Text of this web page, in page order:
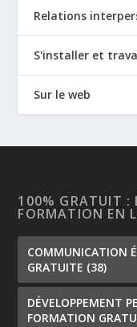
Relations
S'installer et
Sur le web
100% GRATUIT :
FORMATION EN
COMMUNICATION
GRATUITE (38)
DÉVELOPPEMENT
FORMATION